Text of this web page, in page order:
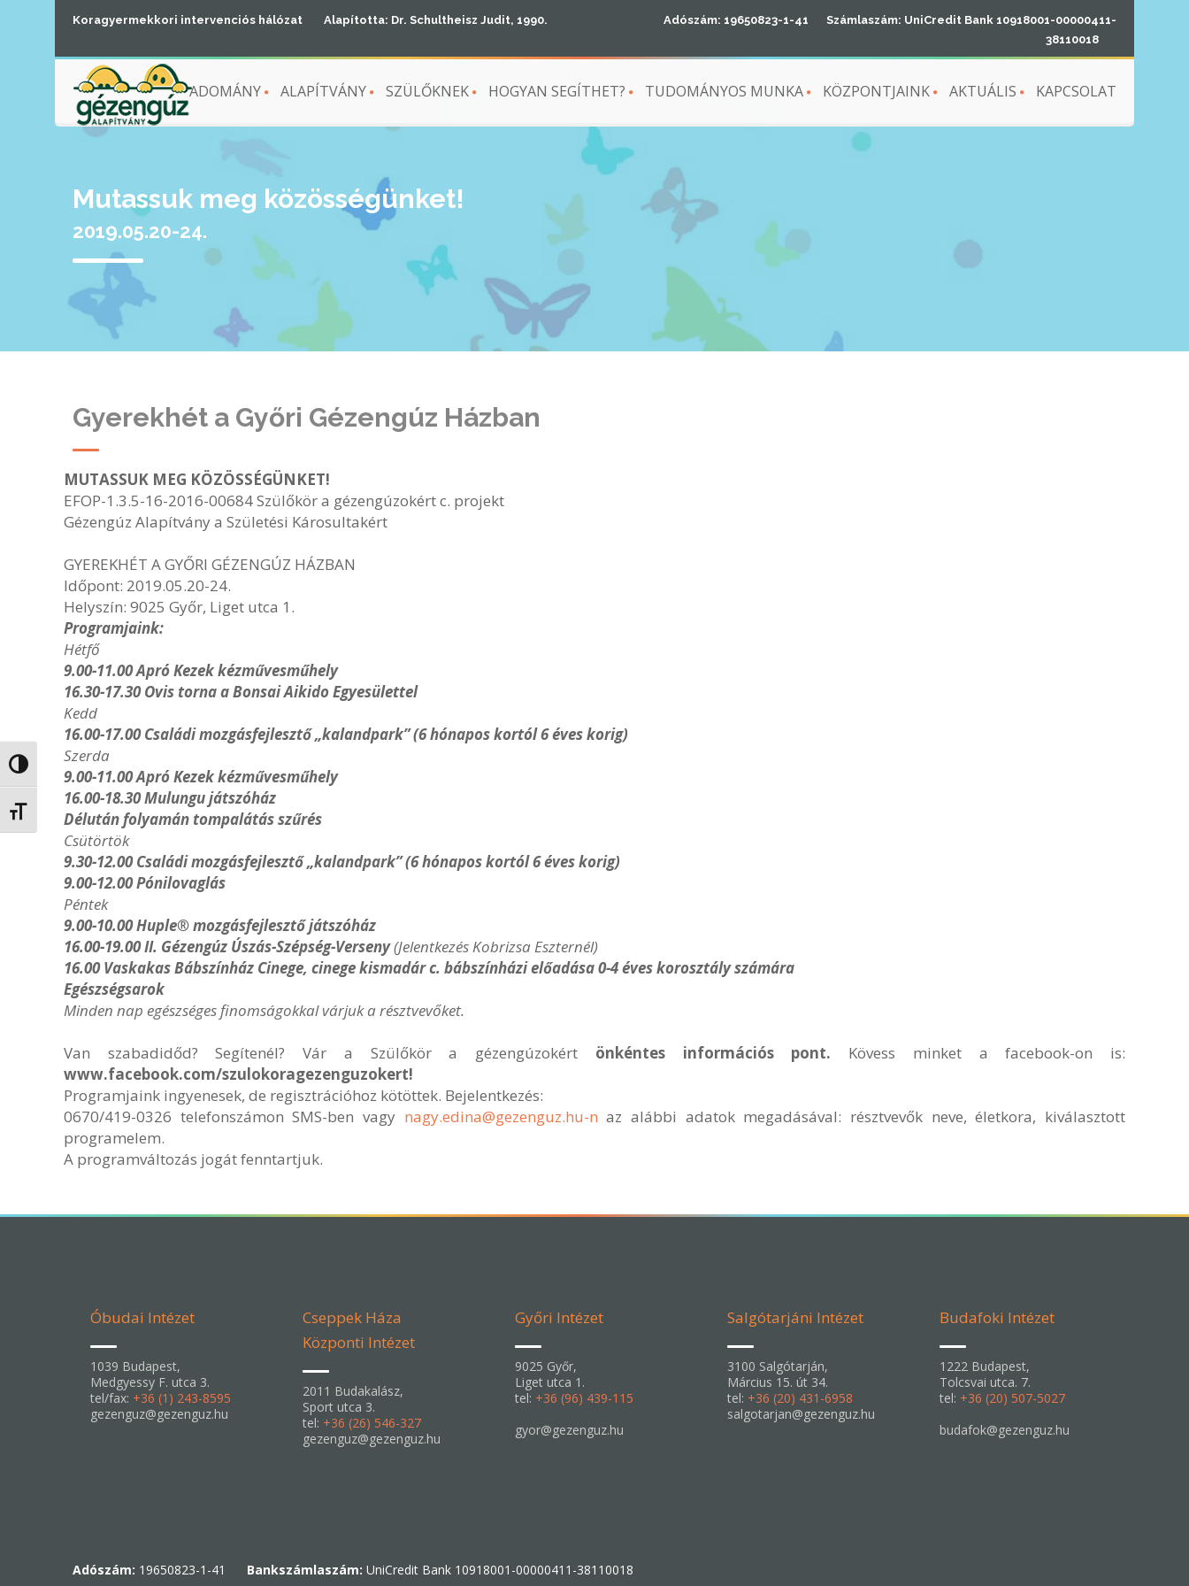
Nagy kontraszt váltása
Betűméret váltása
Koragyermekkori intervenciós hálózat Alapította: Dr. Schultheisz Judit, 1990. Adószám: 19650823-1-41
Számlaszám: UniCredit Bank 10918001-00000411-
38110018
ADOMÁNY ALAPÍTVÁNY SZÜLŐKNEK HOGYAN SEGÍTHET? TUDOMÁNYOS MUNKA KÖZPONTJAINK AKTUÁLIS KAPCSOLAT
Mutassuk meg közösségünket!
2019.05.20-24.
Gyerekhét a Győri Gézengúz Házban
MUTASSUK MEG KÖZÖSSÉGÜNKET!
EFOP-1.3.5-16-2016-00684 Szülőkör a gézengúzokért c. projekt
Gézengúz Alapítvány a Születési Károsultakért
GYEREKHÉT A GYŐRI GÉZENGÚZ HÁZBAN
Időpont: 2019.05.20-24.
Helyszín: 9025 Győr, Liget utca 1.
Programjaink:
Hétfő
9.00-11.00 Apró Kezek kézművesműhely
16.30-17.30 Ovis torna a Bonsai Aikido Egyesülettel
Kedd
16.00-17.00 Családi mozgásfejlesztő „kalandpark” (6 hónapos kortól 6 éves korig)
Szerda
9.00-11.00 Apró Kezek kézművesműhely
16.00-18.30 Mulungu játszóház
Délután folyamán tompalátás szűrés
Csütörtök
9.30-12.00 Családi mozgásfejlesztő „kalandpark” (6 hónapos kortól 6 éves korig)
9.00-12.00 Pónilovaglás
Péntek
9.00-10.00 Huple®mozgásfejlesztő játszóház
16.00-19.00 II. Gézengúz Úszás-Szépség-Verseny(Jelentkezés Kobrizsa Eszternél)
16.00 Vaskakas Bábszínház Cinege, cinege kismadár c. bábszínházi előadása 0-4 éves korosztály számára
Egészségsarok
Minden nap egészséges finomságokkal várjuk a résztvevőket.
Van szabadidőd? Segítenél? Vár a Szülőkör a gézengúzokért önkéntes információs pont. Kövess minket a facebook-on is:
www.facebook.com/szulokoragezenguzokert!
Programjaink ingyenesek, de regisztrációhoz kötöttek. Bejelentkezés:
0670/419-0326 telefonszámon SMS-ben vagy nagy.edina@gezenguz.hu-n az alábbi adatok megadásával: résztvevők neve, életkora, kiválasztott
programelem.
A programváltozás jogát fenntartjuk.
Óbudai Intézet
1039 Budapest,
Medgyessy F. utca 3.
tel/fax: +36 (1) 243-8595
gezenguz@gezenguz.hu
Cseppek Háza
Központi Intézet
2011 Budakalász,
Sport utca 3.
tel: +36 (26) 546-327
gezenguz@gezenguz.hu
Győri Intézet
9025 Győr,
Liget utca 1.
tel: +36 (96) 439-115
gyor@gezenguz.hu
Salgótarjáni Intézet
3100 Salgótarján,
Március 15. út 34.
tel: +36 (20) 431-6958
salgotarjan@gezenguz.hu
Budafoki Intézet
1222 Budapest,
Tolcsvai utca. 7.
tel: +36 (20) 507-5027
budafok@gezenguz.hu
Adószám: 19650823-1-41 Bankszámlaszám: UniCredit Bank 10918001-00000411-38110018